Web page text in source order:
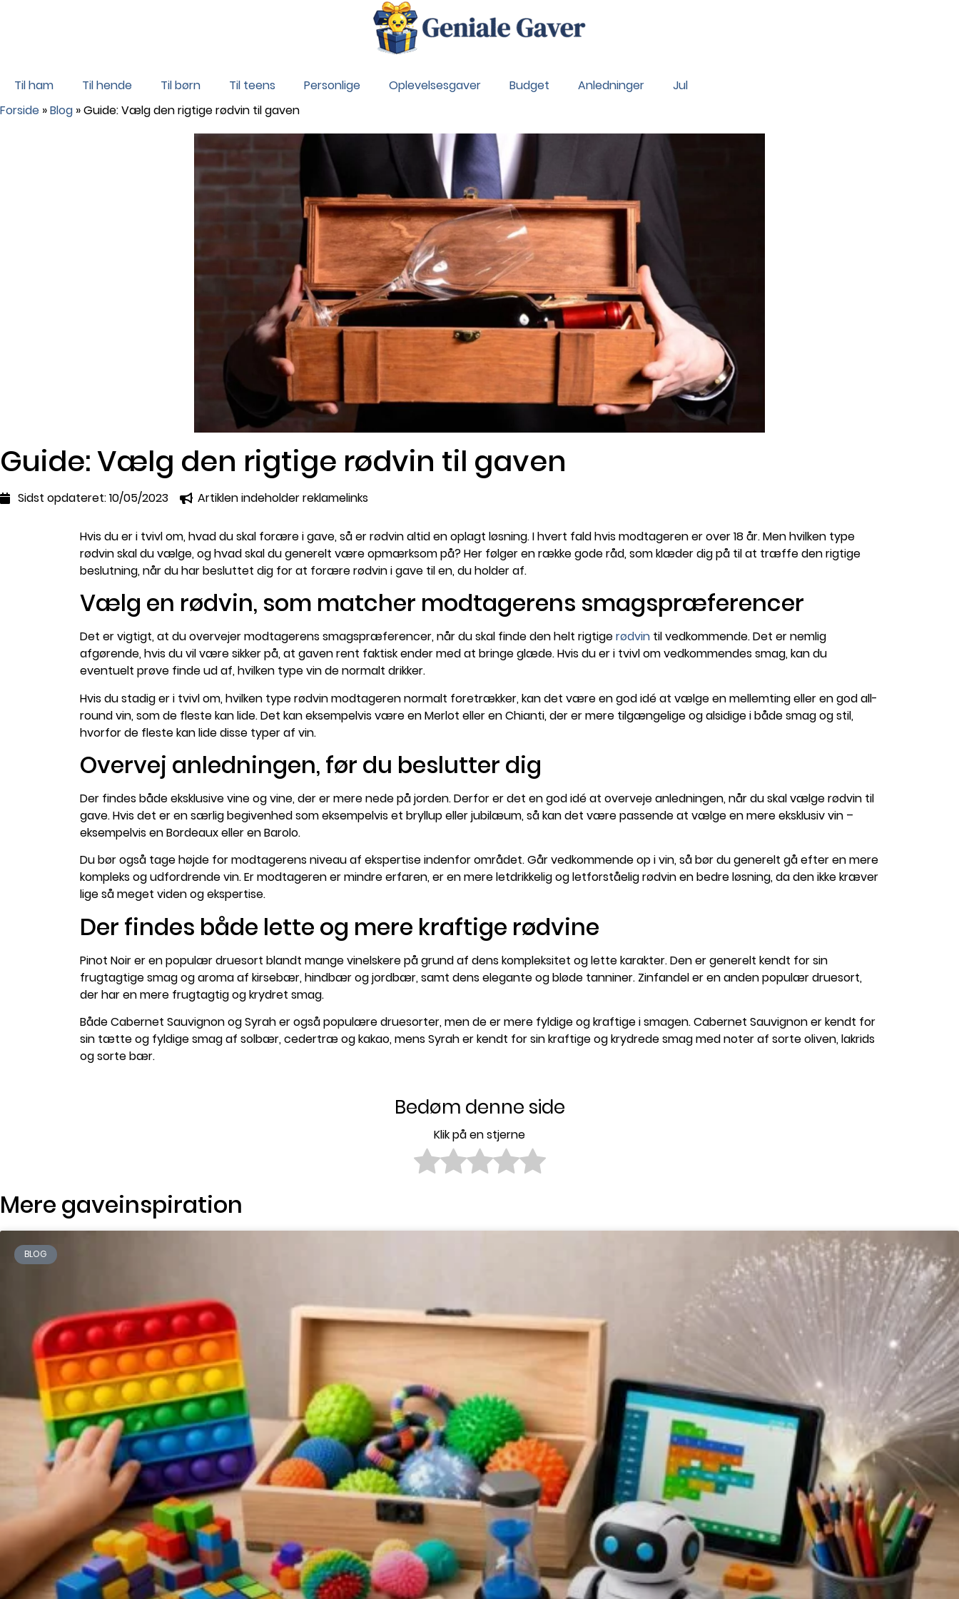
Til ham Til hende Til børn Til teens Personlige Oplevelsesgaver Budget Anledninger
Jul
Forside »Blog »Guide: Vælg den rigtige rødvin til gaven
Guide: Vælg den rigtige rødvin til gaven
Sidst opdateret:10/05/2023 Artiklen indeholder reklamelinks
Hvis du er i tvivl om, hvad du skal forære i gave, så er rødvin altid en oplagt løsning. I hvert fald hvis modtageren er over 18 år. Men hvilken type
rødvin skal du vælge, og hvad skal du generelt være opmærksom på? Her følger en række gode råd, som klæder dig på til at træffe den rigtige
beslutning, når du har besluttet dig for at forære rødvin i gave til en, du holder af.
Vælg en rødvin, som matcher modtagerens smagspræferencer
Det er vigtigt, at du overvejer modtagerens smagspræferencer, når du skal finde den helt rigtigerødvin til vedkommende. Det er nemlig
afgørende, hvis du vil være sikker på, at gaven rent faktisk ender med at bringe glæde. Hvis du er i tvivl om vedkommendes smag, kan du
eventuelt prøve finde ud af, hvilken type vin de normalt drikker.
Hvis du stadig er i tvivl om, hvilken type rødvin modtageren normalt foretrækker, kan det være en god idé at vælge en mellemting eller en god all-
round vin, som de fleste kan lide. Det kan eksempelvis være en Merlot eller en Chianti, der er mere tilgængelige og alsidige i både smag og stil,
hvorfor de fleste kan lide disse typer af vin.
Overvej anledningen, før du beslutter dig
Der findes både eksklusive vine og vine, der er mere nede på jorden. Derfor er det en god idé at overveje anledningen, når du skal vælge rødvin til
gave. Hvis det er en særlig begivenhed som eksempelvis et bryllup eller jubilæum, så kan det være passende at vælge en mere eksklusiv vin –
eksempelvis en Bordeaux eller en Barolo.
Du bør også tage højde for modtagerens niveau af ekspertise indenfor området. Går vedkommende op i vin, så bør du generelt gå efter en mere
kompleks og udfordrende vin. Er modtageren er mindre erfaren, er en mere letdrikkelig og letforståelig rødvin en bedre løsning, da den ikke kræver
lige så meget viden og ekspertise.
Der findes både lette og mere kraftige rødvine
Pinot Noir er en populær druesort blandt mange vinelskere på grund af dens kompleksitet og lette karakter. Den er generelt kendt for sin
frugtagtige smag og aroma af kirsebær, hindbær og jordbær, samt dens elegante og bløde tanniner. Zinfandel er en anden populær druesort,
der har en mere frugtagtig og krydret smag.
Både Cabernet Sauvignon og Syrah er også populære druesorter, men de er mere fyldige og kraftige i smagen. Cabernet Sauvignon er kendt for
sin tætte og fyldige smag af solbær, cedertræ og kakao, mens Syrah er kendt for sin kraftige og krydrede smag med noter af sorte oliven, lakrids
og sorte bær.
Bedøm denne side
Klik på en stjerne
Mere gaveinspiration
BLOG